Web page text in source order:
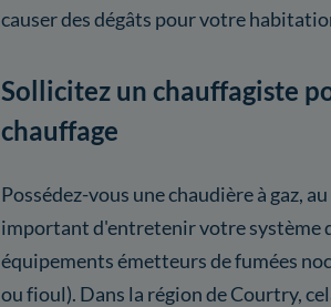
causer des dégâts pour votre
Sollicitez un chauffagiste
chauffage
Possédez-vous une chaudière à gaz,
important d'entretenir votre système
équipements émetteurs de fumées
ou fioul). Dans la région de Courtry,